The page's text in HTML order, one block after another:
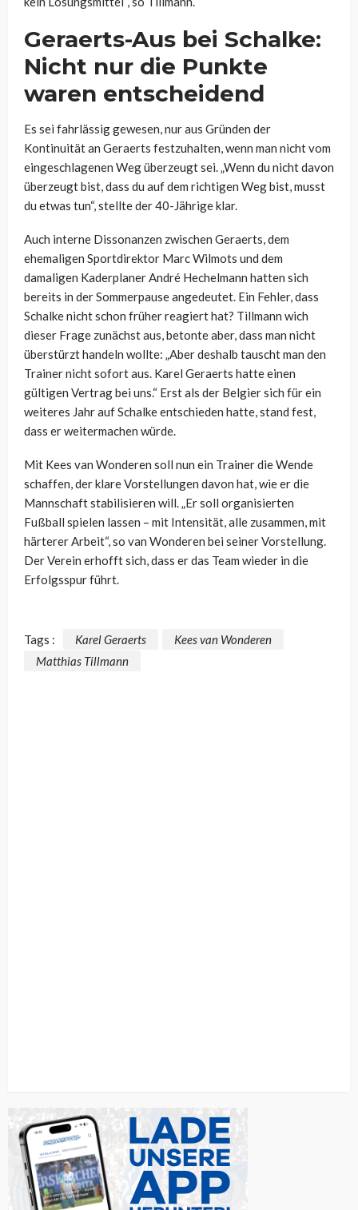
Geraerts-Aus bei Schalke:
Nicht nur die Punkte
waren entscheidend
Es sei fahrlässig gewesen, nur aus Gründen der
Kontinuität an Geraerts festzuhalten, wenn man nicht vom
eingeschlagenen Weg überzeugt sei. „Wenn du nicht davon
überzeugt bist, dass du auf dem richtigen Weg bist, musst
du etwas tun“, stellte der 40-Jährige klar.
Auch interne Dissonanzen zwischen Geraerts, dem
ehemaligen Sportdirektor Marc Wilmots und dem
damaligen Kaderplaner André Hechelmann hatten sich
bereits in der Sommerpause angedeutet. Ein Fehler, dass
Schalke nicht schon früher reagiert hat? Tillmann wich
dieser Frage zunächst aus, betonte aber, dass man nicht
überstürzt handeln wollte: „Aber deshalb tauscht man den
Trainer nicht sofort aus. Karel Geraerts hatte einen
gültigen Vertrag bei uns.“ Erst als der Belgier sich für ein
weiteres Jahr auf Schalke entschieden hatte, stand fest,
dass er weitermachen würde.
Mit Kees van Wonderen soll nun ein Trainer die Wende
schaffen, der klare Vorstellungen davon hat, wie er die
Mannschaft stabilisieren will. „Er soll organisierten
Fußball spielen lassen – mit Intensität, alle zusammen, mit
härterer Arbeit“, so van Wonderen bei seiner Vorstellung.
Der Verein erhofft sich, dass er das Team wieder in die
Erfolgsspur führt.
Tags : Karel Geraerts
Kees van Wonderen
Matthias Tillmann